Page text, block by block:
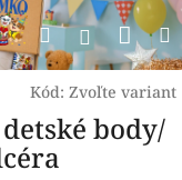
Hľadať
Kód: Zvoľte variant
body/